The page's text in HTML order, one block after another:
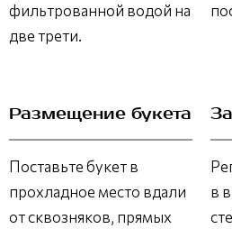
фильтрованной водой на
две трети.
Размещение букета
Поставьте букет в
прохладное место вдали
от сквозняков, прямых
в